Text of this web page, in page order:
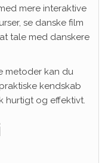
mere interaktive
se danske film
tale med danskere
metoder kan du
kendskab
hurtigt og effektivt.